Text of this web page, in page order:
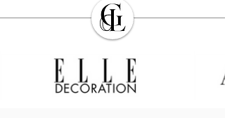
Sauf cas de force majeure ou lors des
périodes de fermeture clairement
Produits en stock sont expédiés dans les
sept (7) jours suivant la date
d’enregistrement de la commande,